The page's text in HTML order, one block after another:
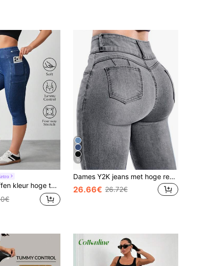
taille zakken 3/4 lengte skinny jeggings
10
Dames Y2K jeans met hoge rekbaarheid en billenlift, elegant ontwerp, geschikt voor woon-werkverkeer, daten, dagelijkse casual, vakantie-uitstapjes en vakanties in de herfst
26.66€ 26.72€